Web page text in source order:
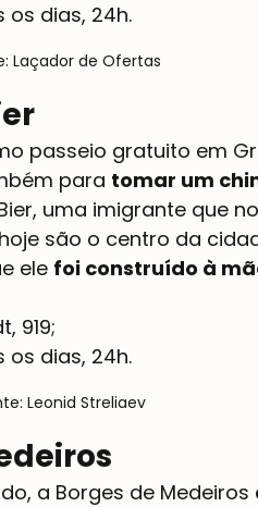
os dias, 24h.
Laçador de Ofertas
passeio gratuito em
para tomar um
uma imigrante que
são o centro da
ele foi construído à
os dias, 24h.
Leonid Streliaev
a Borges de Medeiros